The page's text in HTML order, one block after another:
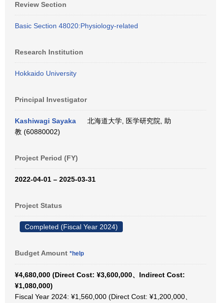
Review Section
Basic Section 48020:Physiology-related
Research Institution
Hokkaido University
Principal Investigator
Kashiwagi Sayaka
北海道大学, 医学研究院, 助
教 (60880002)
Project Period (FY)
2022-04-01 – 2025-03-31
Project Status
Completed (Fiscal Year 2024)
Budget Amount *help
¥4,680,000 (Direct Cost: ¥3,600,000、Indirect Cost:
¥1,080,000)
Fiscal Year 2024: ¥1,560,000 (Direct Cost: ¥1,200,000、